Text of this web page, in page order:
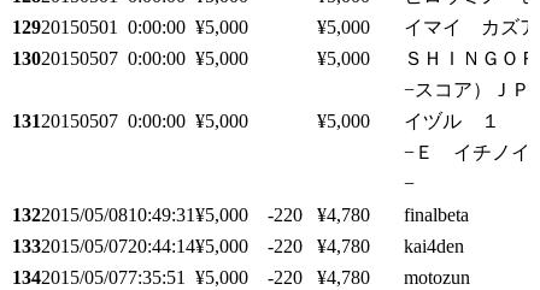
12920150501 0:00:00 ¥5,000 ¥5,000
イマイ カズ
13020150507 0:00:00 ¥5,000 ¥5,000
ＳＨＩＮＧＯ
−スコア）Ｊ
13120150507 0:00:00 ¥5,000 ¥5,000
イヅル １
−Ｅ イチノイ
−
1322015/05/0810:49:31¥5,000 -220 ¥4,780
finalbeta
1332015/05/0720:44:14¥5,000 -220 ¥4,780
kai4den
1342015/05/077:35:51 ¥5,000 -220 ¥4,780
motozun